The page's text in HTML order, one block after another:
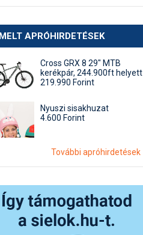
APRÓHIRDETÉSEK
Cross GRX 8 29" MTB
kerékpár, 244.900ft helyett
219.990 Forint
Nyuszi sisakhuzat
4.600 Forint
További apróhirdetések